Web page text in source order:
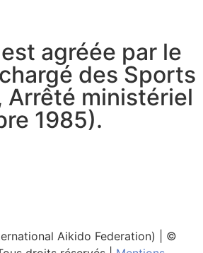
est agréée par le
des Sports
Arrêté ministériel
1985).
Aikido Federation)
©